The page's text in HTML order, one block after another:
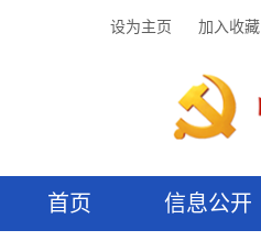
设为主页 加入收藏
首页 信息公开